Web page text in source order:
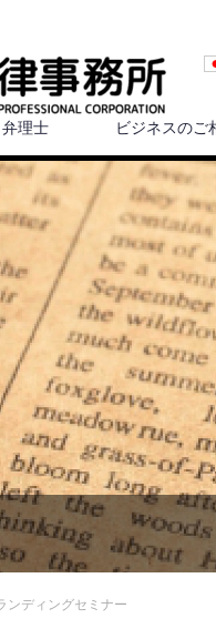
理士 ビジネスのご
ンディングセミナー